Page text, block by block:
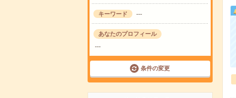
キーワード ---
あなたのプロフィール
---
条件の変更